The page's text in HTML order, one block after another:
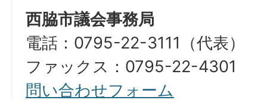
西脇市議会事務局
電話：0795-22-3111（代表）
ファックス：0795-22-4301
問い合わせフォーム